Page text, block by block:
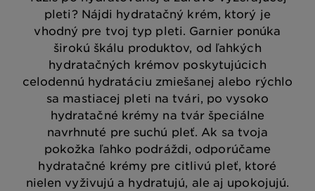
pleti? Nájdi hydratačný krém, ktorý je
vhodný pre tvoj typ pleti. Garnier ponúka
širokú škálu produktov, od ľahkých
hydratačných krémov poskytujúcich
celodennú hydratáciu zmiešanej alebo rýchlo
sa mastiacej pleti na tvári, po vysoko
hydratačné krémy na tvár špeciálne
navrhnuté pre suchú pleť. Ak sa tvoja
pokožka ľahko podráždi, odporúčame
hydratačné krémy pre citlivú pleť, ktoré
nielen vyživujú a hydratujú, ale aj upokojujú.